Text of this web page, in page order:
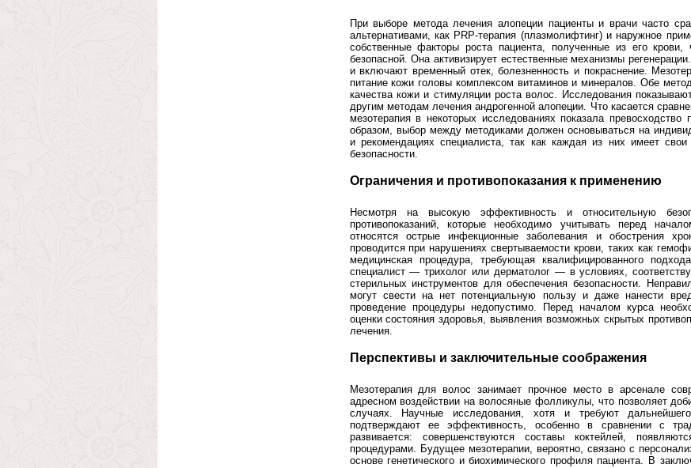
При выборе метода лечения алопеции пациенты и врачи часто
альтернативами, как PRP-терапия (плазмолифтинг) и наружное
собственные факторы роста пациента, полученные из его
безопасной. Она активизирует естественные механизмы
и включают временный отек, болезненность и покраснение.
питание кожи головы комплексом витаминов и минералов. Обе
качества кожи и стимуляции роста волос. Исследования
другим методам лечения андрогенной алопеции. Что касается
мезотерапия в некоторых исследованиях показала
образом, выбор между методиками должен основываться на
и рекомендациях специалиста, так как каждая из них имеет
безопасности.
Ограничения и противопоказания к применению
Несмотря на высокую эффективность и относительную
противопоказаний, которые необходимо учитывать перед
относятся острые инфекционные заболевания и обострения
проводится при нарушениях свертываемости крови, таких как
медицинская процедура, требующая квалифицированного
специалист — трихолог или дерматолог — в условиях,
стерильных инструментов для обеспечения безопасности.
могут свести на нет потенциальную пользу и даже нанести
проведение процедуры недопустимо. Перед началом курса
оценки состояния здоровья, выявления возможных скрытых
лечения.
Перспективы и заключительные соображения
Мезотерапия для волос занимает прочное место в арсенале
адресном воздействии на волосяные фолликулы, что позволяет
случаях. Научные исследования, хотя и требуют
подтверждают ее эффективность, особенно в сравнении с
развивается: совершенствуются составы коктейлей,
процедурами. Будущее мезотерапии, вероятно, связано с
основе генетического и биохимического профиля пациента. В